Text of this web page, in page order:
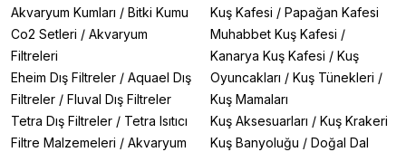
Akvaryum Kumları / Bitki Kumu
Co2 Setleri / Akvaryum
Filtreleri
Eheim Dış Filtreler / Aquael Dış
Filtreler / Fluval Dış Filtreler
Tetra Dış Filtreler / Tetra Isıtıcı
Filtre Malzemeleri / Akvaryum
Kuş Kafesi / Papağan Kafesi
Muhabbet Kuş Kafesi /
Kanarya Kuş Kafesi / Kuş
Oyuncakları / Kuş Tünekleri /
Kuş Mamaları
Kuş Aksesuarları / Kuş Krakeri
Kuş Banyoluğu / Doğal Dal